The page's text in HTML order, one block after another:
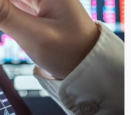
Карты
О нас
@Infotek_Russia